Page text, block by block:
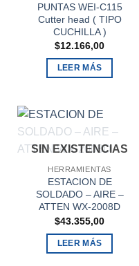
PUNTAS WEI-C115
Cutter head ( TIPO
CUCHILLA )
$12.166,00
LEER MÁS
SIN EXISTENCIAS
HERRAMIENTAS
ESTACION DE
SOLDADO – AIRE –
ATTEN WX-2008D
$43.355,00
LEER MÁS